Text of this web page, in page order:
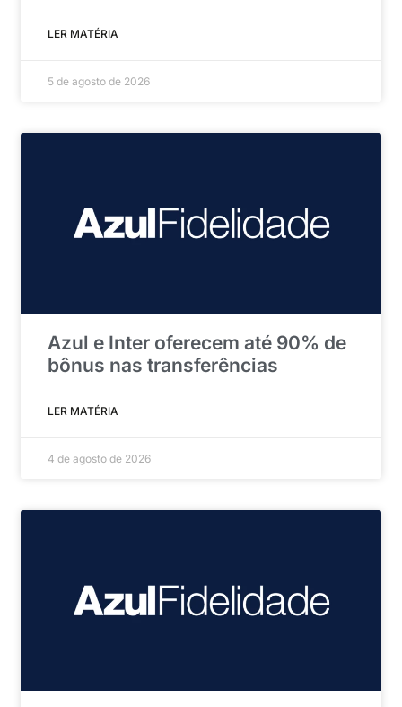
LER MATÉRIA
5 de agosto de 2026
Azul e Inter oferecem até 90% de
bônus nas transferências
LER MATÉRIA
4 de agosto de 2026